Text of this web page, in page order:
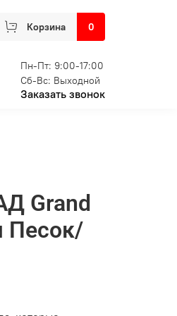
Корзина 0
Пн-Пт: 9:00-17:00
Сб-Вс: Выходной
Заказать звонок
Grand
Песок/